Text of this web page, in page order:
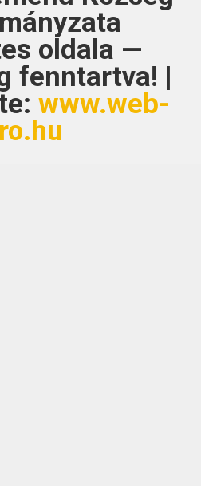
oldala —
fenntartva! |
www.web-